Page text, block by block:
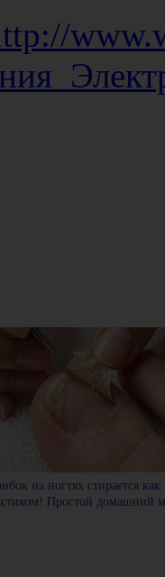
на ногтях стирается как
Простой домашний